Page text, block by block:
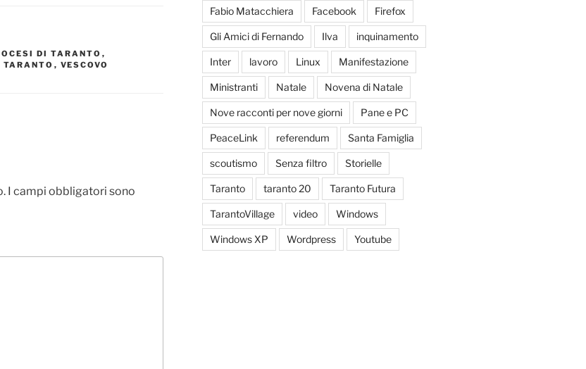
DI TARANTO ,
TARANTO , VESCOVO
I campi obbligatori sono
Fabio Matacchiera Facebook Firefox
Gli Amici di Fernando Ilva inquinamento
Inter lavoro Linux Manifestazione
Ministranti Natale Novena di Natale
Nove racconti per nove giorni Pane e PC
PeaceLink referendum Santa Famiglia
scoutismo Senza filtro Storielle
Taranto taranto 20 Taranto Futura
TarantoVillage video Windows
Windows XP Wordpress Youtube